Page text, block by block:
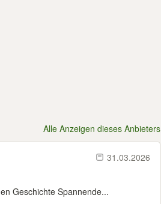
Alle Anzeigen dieses Anbieters
31.03.2026
Geschichte Spannende...